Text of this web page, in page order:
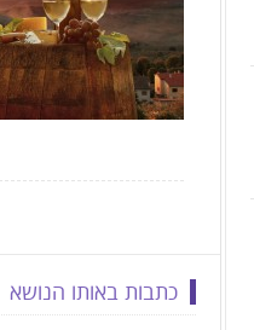
כתבות באותו הנושא